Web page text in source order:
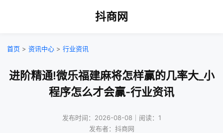
抖商网
首页 > 资讯中心 > 行业资讯
进阶精通!微乐福建麻将怎样赢的几率大_小
程序怎么才会赢-行业资讯
发布时间：2026-08-08｜阅读：1
发布者：抖商网